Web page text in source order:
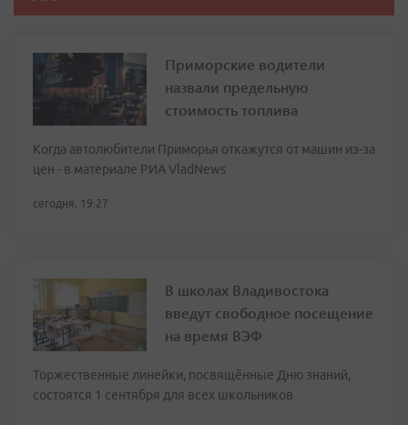
Приморские водители
назвали предельную
стоимость топлива
Когда автолюбители Приморья откажутся от машин из-за
цен - в материале РИА VladNews
сегодня, 19:27
В школах Владивостока
введут свободное посещение
на время ВЭФ
Торжественные линейки, посвящённые Дню знаний,
состоятся 1 сентября для всех школьников